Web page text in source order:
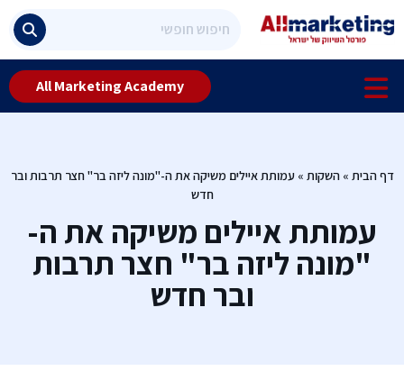
All Marketing Academy
דף הבית »השקות »עמותת איילים משיקה את ה-"מונה ליזה בר" חצר תרבות ובר
חדש
עמותת איילים משיקה את ה-
"מונה ליזה בר" חצר תרבות
ובר חדש